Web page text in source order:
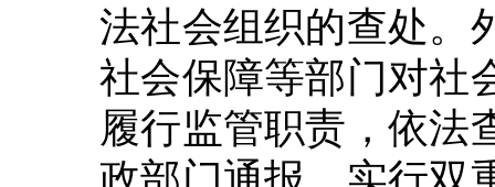
法社会组织的查处。
社会保障等部门对社
履行监管职责，依法
政部门通报。实行双